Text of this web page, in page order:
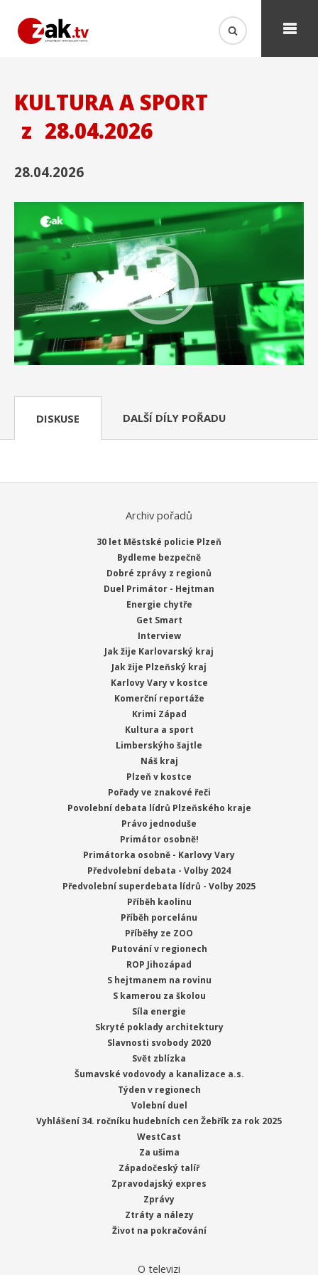
KULTURA A SPORT
z 28.04.2026
28.04.2026
DISKUSE DALŠÍ DÍLY POŘADU
Archiv pořadů
30 let Městské policie Plzeň
Bydleme bezpečně
Dobré zprávy z regionů
Duel Primátor - Hejtman
Energie chytře
Get Smart
Interview
Jak žije Karlovarský kraj
Jak žije Plzeňský kraj
Karlovy Vary v kostce
Komerční reportáže
Krimi Západ
Kultura a sport
Limberskýho šajtle
Náš kraj
Plzeň v kostce
Pořady ve znakové řeči
Povolební debata lídrů Plzeňského kraje
Právo jednoduše
Primátor osobně!
Primátorka osobně - Karlovy Vary
Předvolební debata - Volby 2024
Předvolební superdebata lídrů - Volby 2025
Příběh kaolinu
Příběh porcelánu
Příběhy ze ZOO
Putování v regionech
ROP Jihozápad
S hejtmanem na rovinu
S kamerou za školou
Síla energie
Skryté poklady architektury
Slavnosti svobody 2020
Svět zblízka
Šumavské vodovody a kanalizace a.s.
Týden v regionech
Volební duel
Vyhlášení 34. ročníku hudebních cen Žebřík za rok 2025
WestCast
Za ušima
Západočeský talíř
Zpravodajský expres
Zprávy
Ztráty a nálezy
Život na pokračování
O televizi